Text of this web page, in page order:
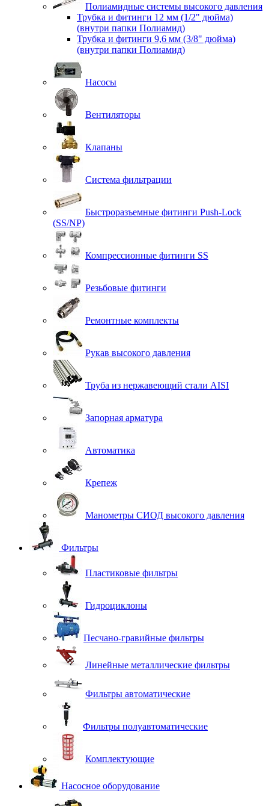
Полиамидные системы высокого давления
Трубка и фитинги 12 мм (1/2" дюйма)
(внутри папки Полиамид)
Трубка и фитинги 9,6 мм (3/8" дюйма)
(внутри папки Полиамид)
Насосы
Вентиляторы
Клапаны
Система фильтрации
Быстроразъемные фитинги Push-Lock
(SS/NP)
Компрессионные фитинги SS
Резьбовые фитинги
Ремонтные комплекты
Рукав высокого давления
Труба из нержавеющий стали AISI
Запорная арматура
Автоматика
Крепеж
Манометры СИОД высокого давления
Фильтры
Пластиковые фильтры
Гидроциклоны
Песчано-гравийные фильтры
Линейные металлические фильтры
Фильтры автоматические
Фильтры полуавтоматические
Комплектующие
Насосное оборудование